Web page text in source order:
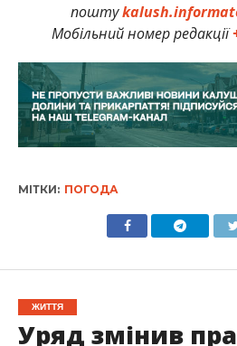
пошту
Мобільний номер редакції
МІТКИ: ПОГОДА
ЖИТТЯ
Уряд змінив